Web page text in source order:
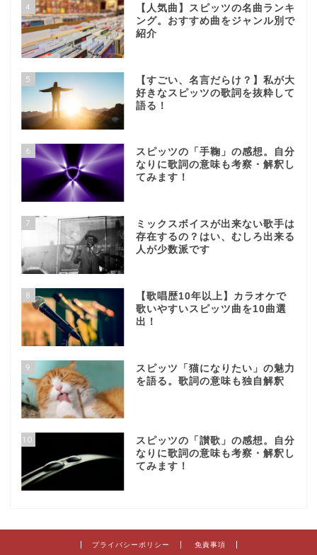
4
【人気曲】スピッツの名曲ランキ
ング。おすすめ曲をジャンル別で
紹介
5
【すごい、名言だらけ？】私が大
好きなスピッツの歌詞を抜粋して
語る！
6
スピッツの「手鞠」の感想。自分
なりに歌詞の意味も考察・解釈し
てみます！
7
ミックスボイスが出来ない歌手は
存在するの？はい、むしろ出来る
人が少数派です
8
【歌唱歴10年以上】カラオケで
歌いやすいスピッツ曲を10曲選
出！
9
スピッツ「猫になりたい」の魅力
を語る。歌詞の意味も独自解釈
10
スピッツの「讃歌」の感想。自分
なりに歌詞の意味も考察・解釈し
てみます！
プライバシーポリシー 免責事項